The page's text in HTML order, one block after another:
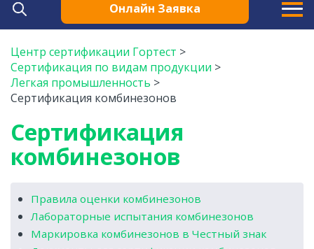
Онлайн Заявка
Центр сертификации Гортест >
Сертификация по видам продукции >
Легкая промышленность >
Сертификация комбинезонов
Сертификация
комбинезонов
Правила оценки комбинезонов
Лабораторные испытания комбинезонов
Маркировка комбинезонов в Честный знак